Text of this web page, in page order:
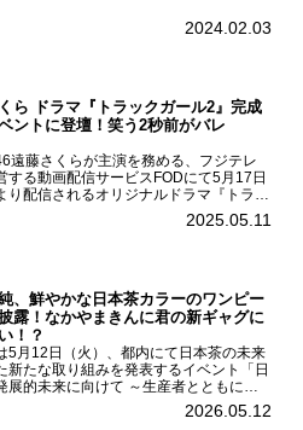
ントをHMV＆BOOKS SHIBUYAで開催
2024.02.03
ら ドラマ『トラックガール2』完成
ントに登壇！笑う2秒前がバレ
遠藤さくらが主演を務める、フジテレ
する動画配信サービスFODにて5月17日
り配信されるオリジナルドラマ『トラッ
2』の完成発表イベントが５月10日
内で開催された。FODドラマ『トラック
2025.05.11
、鮮やかな日本茶カラーのワンピー
露！なかやまきんに君の新ギャグに
！？
5月12日（火）、都内にて日本茶の未来
新たな取り組みを発表するイベント「日
展的未来に向けて ～生産者とともに。
世界へ～」を開催。イベントには伊藤園
ャラクターを務める有村架純、伊藤園よ
2026.05.12